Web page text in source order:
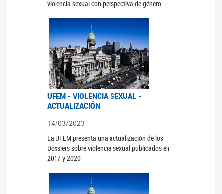
violencia sexual con perspectiva de género
UFEM - VIOLENCIA SEXUAL -
ACTUALIZACIÓN
14/03/2023
La UFEM presenta una actualización de los
Dossiers sobre violencia sexual publicados en
2017 y 2020